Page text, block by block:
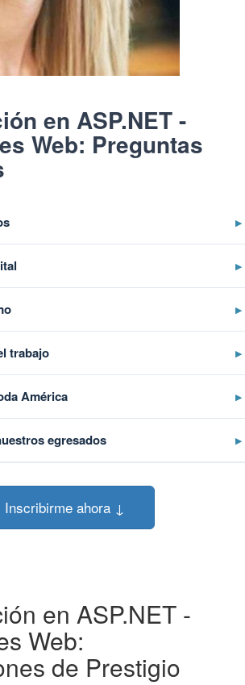
en ASP.NET -
Web: Preguntas
▶
▶
▶
trabajo ▶
América ▶
egresados ▶
Inscribirme ahora ↓
en ASP.NET -
Web:
de Prestigio